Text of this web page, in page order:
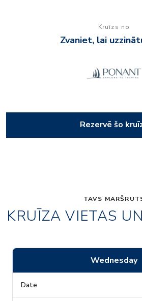
Kruīzs no
Zvaniet, lai
Rezervē šo
TAVS
KRUĪZA VIETAS
Wednesday